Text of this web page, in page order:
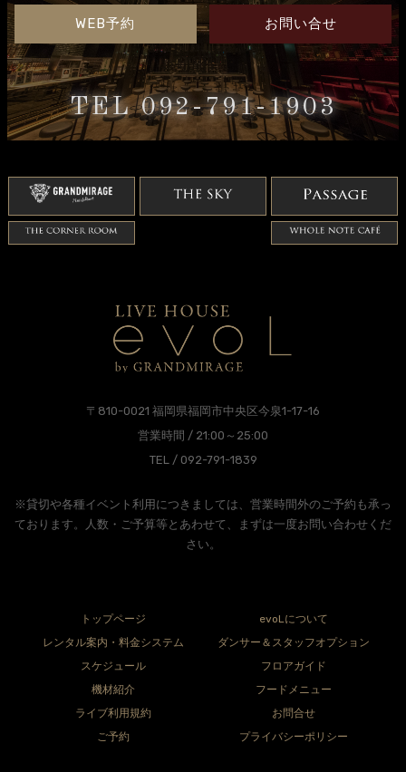
WEB予約 お問い合せ
TEL 092-791-1903
〒810-0021 福岡県福岡市中央区今泉1-17-16
営業時間 / 21:00～25:00
TEL / 092-791-1839
※貸切や各種イベント利用につきましては、営業時間外のご予約も承っ
ております。人数・ご予算等とあわせて、まずは一度お問い合わせくだ
さい。
トップページ
evoLについて
レンタル案内・料金システム
ダンサー＆スタッフオプション
スケジュール
フロアガイド
機材紹介
フードメニュー
ライブ利用規約
お問合せ
ご予約
プライバシーポリシー